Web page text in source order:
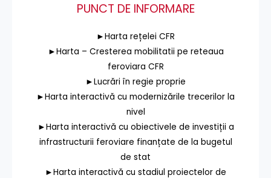
PUNCT DE INFORMARE
►Harta rețelei CFR
►Harta – Cresterea mobilitatii pe reteaua
feroviara CFR
►Lucrări în regie proprie
►Harta interactivă cu modernizările trecerilor la
nivel
►Harta interactivă cu obiectivele de investiții a
infrastructurii feroviare finanțate de la bugetul
de stat
►Harta interactivă cu stadiul proiectelor de